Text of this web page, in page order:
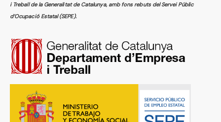
i Treball de la Generalitat de Catalunya, amb fons rebuts del Servei Públic
d’Ocupació Estatal (SEPE).